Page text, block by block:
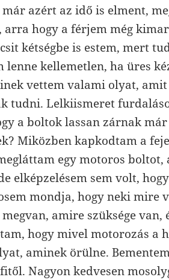
már azért az idő is elment,
arra hogy a férjem még
kétségbe is estem, mert
lenne kellemetlen, ha üres
vettem valami olyat,
tudni. Lelkiismeret
a boltok lassan zárnak
Miközben kapkodtam a
egy motoros
elképzelésem sem volt,
mondja, hogy neki mire
amire szüksége van,
hogy mivel motorozás a
aminek örülne.
Nagyon kedvesen